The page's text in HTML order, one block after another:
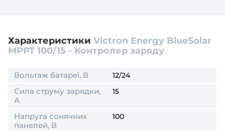
переконайтесь, що він відповідає потрібним для
Вашого пристрою параметрам.
Характеристики Victron Energy BlueSolar
MPPT 100/15 - Контролер заряду
Вольтаж батареї, В 12/24
Сила струму зарядки,
А
15
Напруга сонячних
панелей, В
100